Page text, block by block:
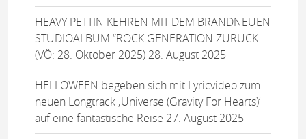
HEAVY PETTIN KEHREN MIT DEM BRANDNEUEN
STUDIOALBUM “ROCK GENERATION ZURÜCK
(VÖ: 28. Oktober 2025) 28. August 2025
HELLOWEEN begeben sich mit Lyricvideo zum
neuen Longtrack ‚Universe (Gravity For Hearts)‘
auf eine fantastische Reise 27. August 2025